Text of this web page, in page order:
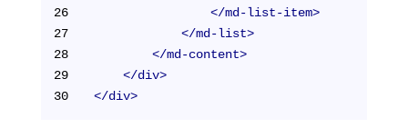
26
</md-list-item>
27
</md-list>
28
</md-content>
29
</div>
30
</div>